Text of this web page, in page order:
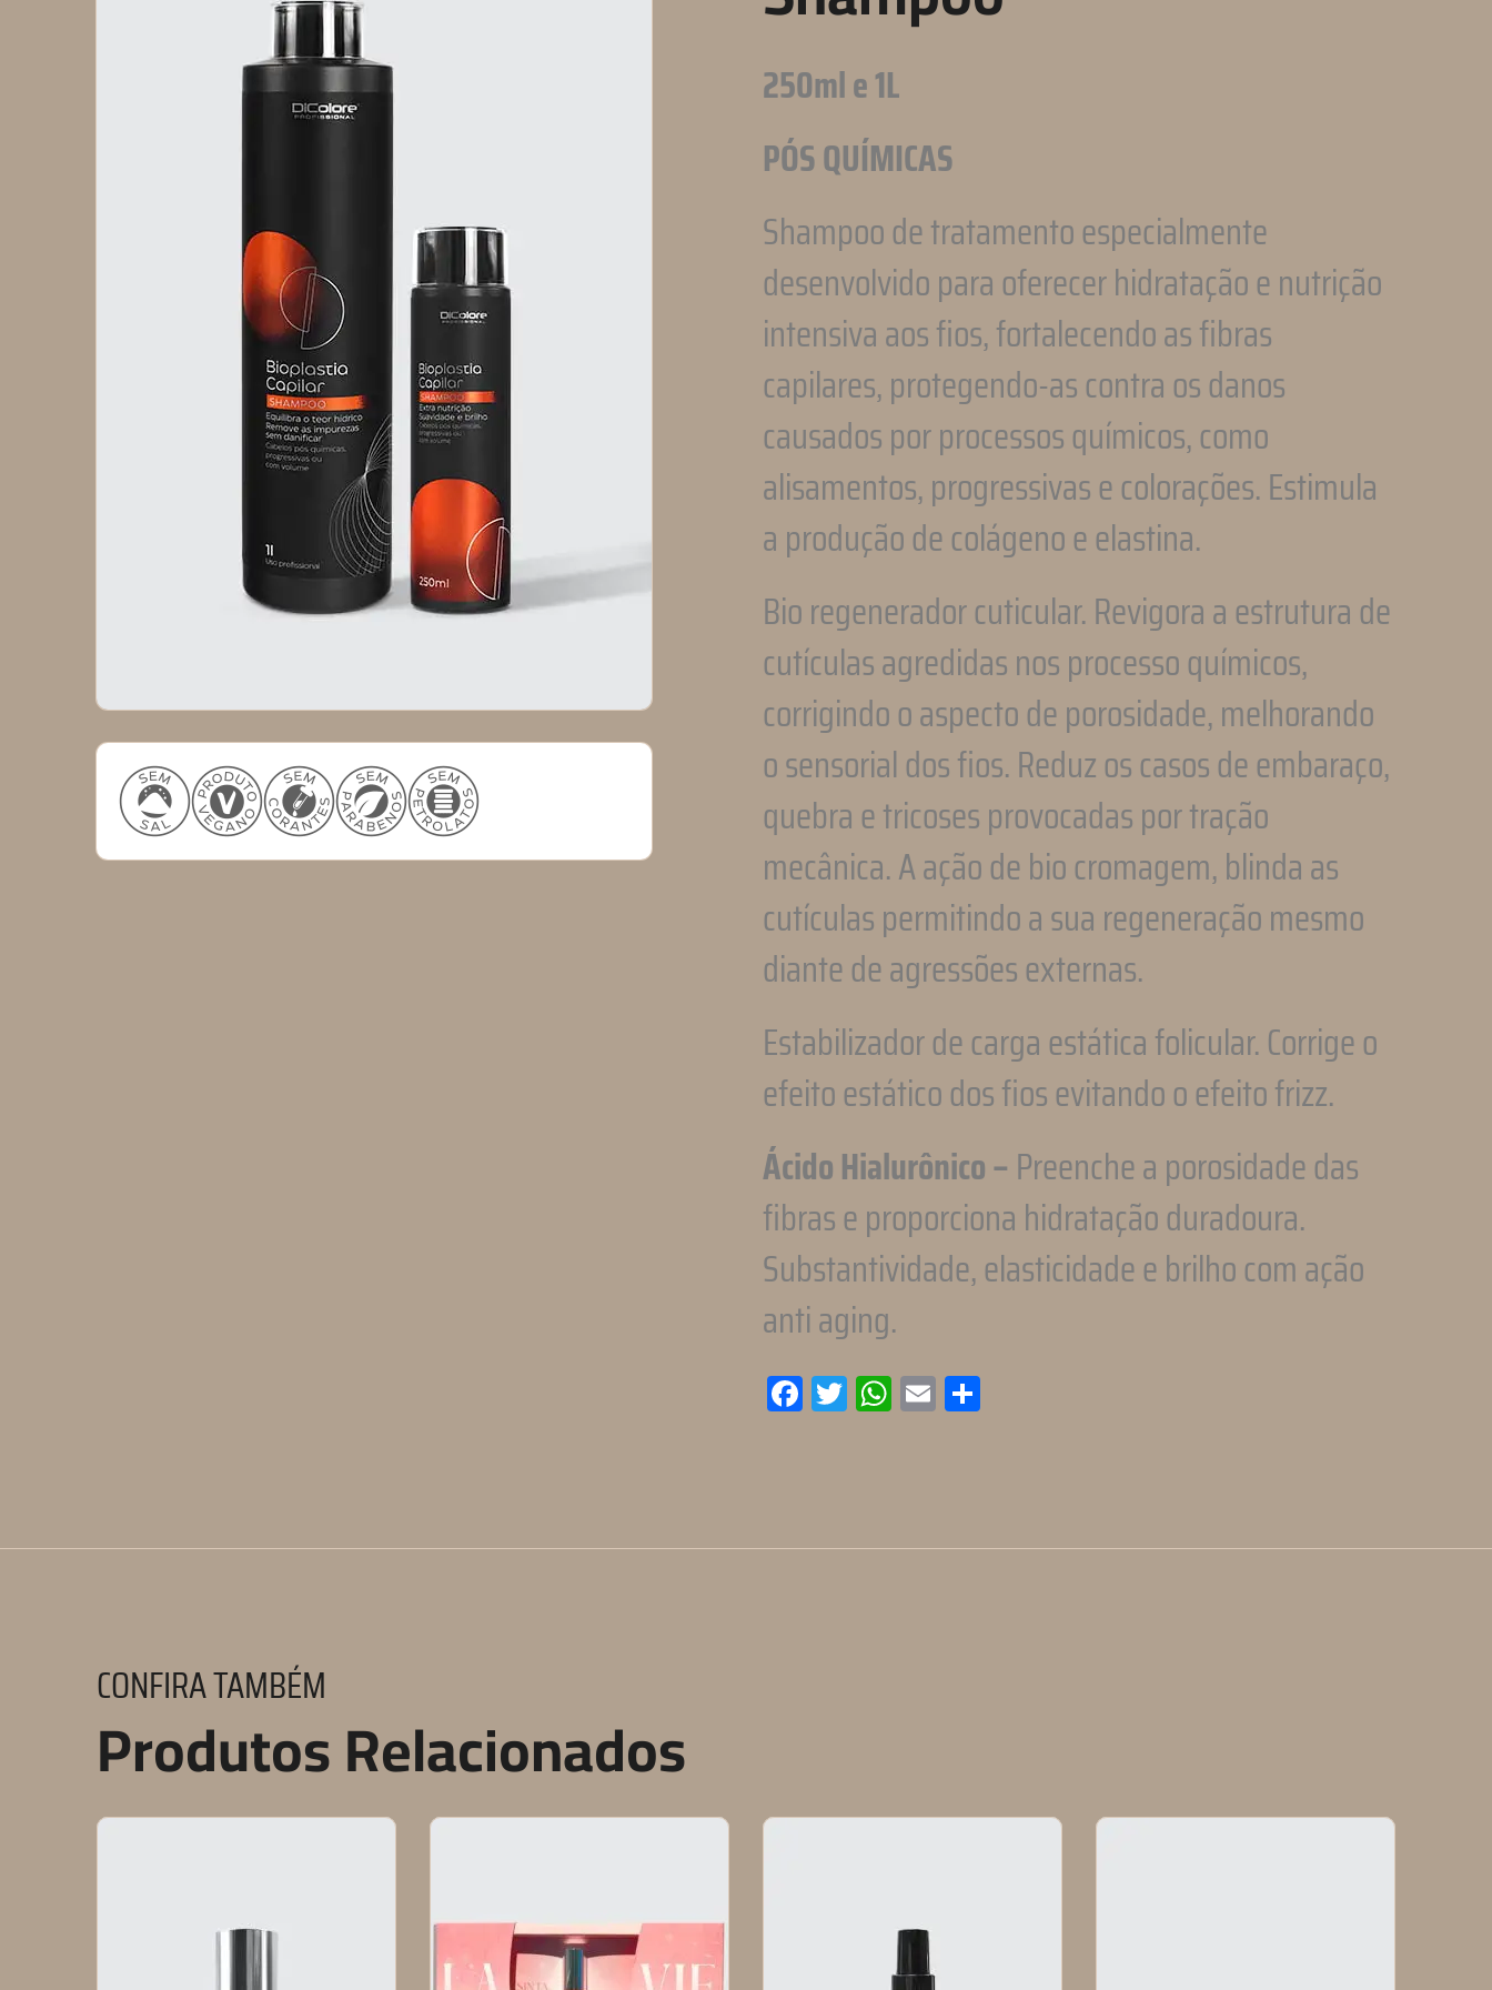
250ml e 1L
PÓS QUÍMICAS
Shampoo de tratamento especialmente
desenvolvido para oferecer hidratação e nutrição
intensiva aos fios, fortalecendo as fibras
capilares, protegendo-as contra os danos
causados por processos químicos, como
alisamentos, progressivas e colorações. Estimula
a produção de colágeno e elastina.
Bio regenerador cuticular. Revigora a estrutura de
cutículas agredidas nos processo químicos,
corrigindo o aspecto de porosidade, melhorando
o sensorial dos fios. Reduz os casos de embaraço,
quebra e tricoses provocadas por tração
mecânica. A ação de bio cromagem, blinda as
cutículas permitindo a sua regeneração mesmo
diante de agressões externas.
Estabilizador de carga estática folicular. Corrige o
efeito estático dos fios evitando o efeito frizz.
Ácido Hialurônico –Preenche a porosidade das
fibras e proporciona hidratação duradoura.
Substantividade, elasticidade e brilho com ação
anti aging.
Facebook
TwitterWhatsApp
Email
CONFIRA TAMBÉM
Produtos Relacionados